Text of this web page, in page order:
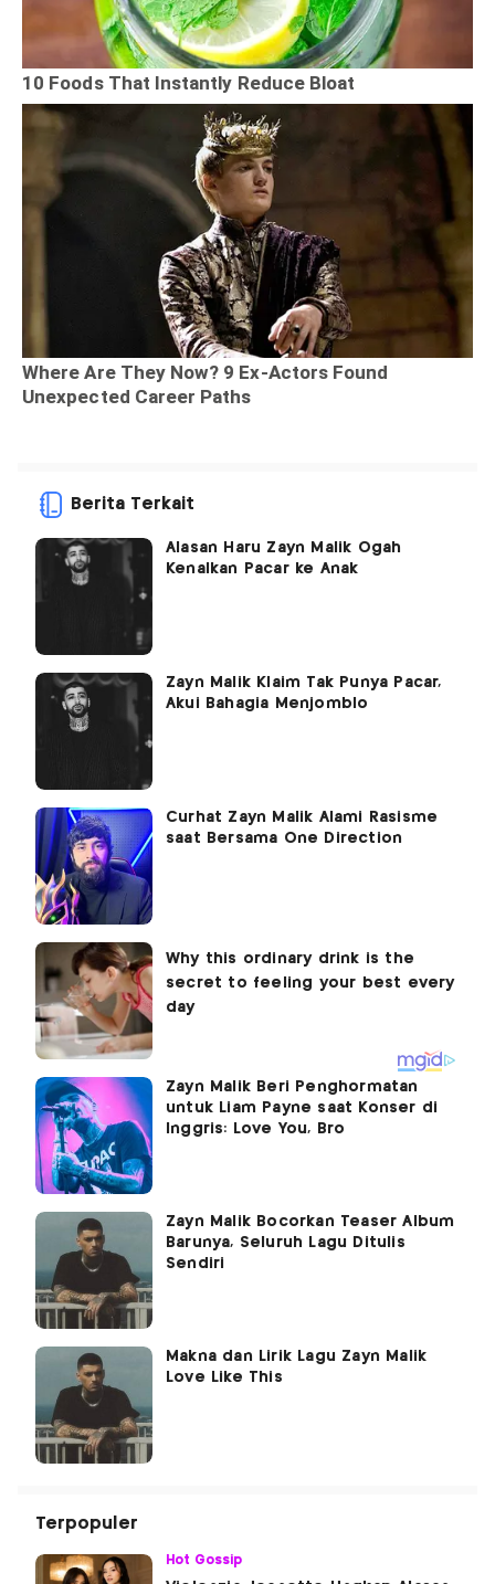
Berita Terkait
Alasan Haru Zayn Malik Ogah
Kenalkan Pacar ke Anak
Zayn Malik Klaim Tak Punya Pacar,
Akui Bahagia Menjomblo
Curhat Zayn Malik Alami Rasisme
saat Bersama One Direction
Zayn Malik Beri Penghormatan
untuk Liam Payne saat Konser di
Inggris: Love You, Bro
Zayn Malik Bocorkan Teaser Album
Barunya, Seluruh Lagu Ditulis
Sendiri
Makna dan Lirik Lagu Zayn Malik
Love Like This
Terpopuler
Hot Gossip